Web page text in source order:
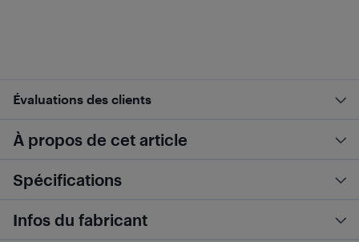
Évaluations des clients
À propos de cet article
Spécifications
Infos du fabricant